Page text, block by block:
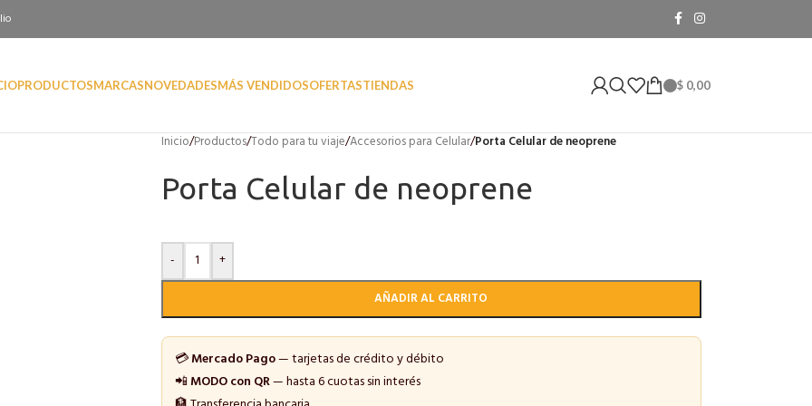
PRODUCTOSMARCASNOVEDADESMÁS VENDIDOSOFERTASTIENDAS $ 0,00
Inicio/Productos/Todo para tu viaje/Accesorios para Celular/Porta Celular de neoprene
Porta Celular de neoprene
-
+
AÑADIR AL CARRITO
💳Mercado Pago— tarjetas de crédito y débito
📲MODO con QR— hasta 6 cuotas sin interés